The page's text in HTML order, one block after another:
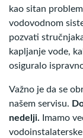
kao sitan
vodovodnom
pozvati
kapljanje vode,
osiguralo
Važno je da se
našem servisu.
nedelji. Imamo